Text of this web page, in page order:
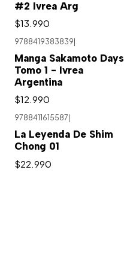
#2 Ivrea Arg
$13.990
9788419383839
Manga Sakamoto Days
Tomo 1 - Ivrea
Argentina
$12.990
9788411615587
La Leyenda De Shim
Chong 01
$22.990